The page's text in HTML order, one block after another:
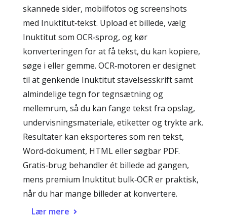
skannede sider, mobilfotos og screenshots
med Inuktitut‑tekst. Upload et billede, vælg
Inuktitut som OCR‑sprog, og kør
konverteringen for at få tekst, du kan kopiere,
søge i eller gemme. OCR‑motoren er designet
til at genkende Inuktitut stavelsesskrift samt
almindelige tegn for tegnsætning og
mellemrum, så du kan fange tekst fra opslag,
undervisningsmateriale, etiketter og trykte ark.
Resultater kan eksporteres som ren tekst,
Word‑dokument, HTML eller søgbar PDF.
Gratis‑brug behandler ét billede ad gangen,
mens premium Inuktitut bulk‑OCR er praktisk,
når du har mange billeder at konvertere.
Lær mere